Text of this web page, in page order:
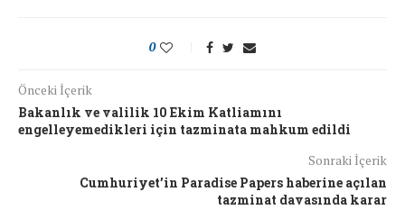
0
Önceki İçerik
Bakanlık ve valilik 10 Ekim Katliamını
engelleyemedikleri için tazminata mahkum edildi
Sonraki İçerik
Cumhuriyet’in Paradise Papers haberine açılan
tazminat davasında karar